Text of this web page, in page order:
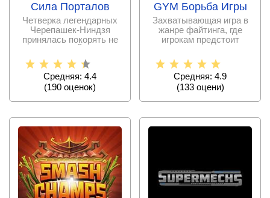
Сила Порталов
Четверка легендарных
Черепашек-Ниндзя
принялась покорять не
Средняя: 4.4
(190 оценок)
GYM Борьба Игры
Захватывающая игра в
жанре файтинга, где
игрокам предстоит
опытных
Средняя: 4.9
(133оцени)